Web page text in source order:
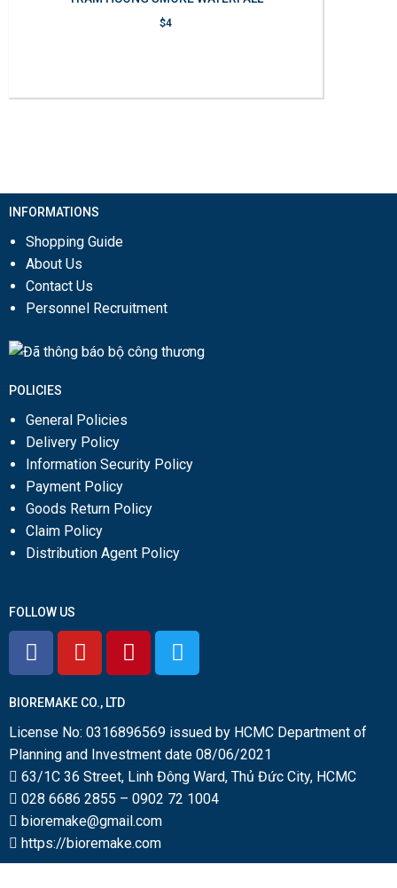
$4
INFORMATIONS
Shopping Guide
About Us
Contact Us
Personnel Recruitment
POLICIES
General Policies
Delivery Policy
Information Security Policy
Payment Policy
Goods Return Policy
Claim Policy
Distribution Agent Policy
FOLLOW US
BIOREMAKE CO., LTD
License No: 0316896569 issued by HCMC Department of
Planning and Investment date 08/06/2021
63/1C 36 Street, Linh Đông Ward, Thủ Đức City, HCMC
028 6686 2855 – 0902 72 1004
bioremake@gmail.com
https://bioremake.com